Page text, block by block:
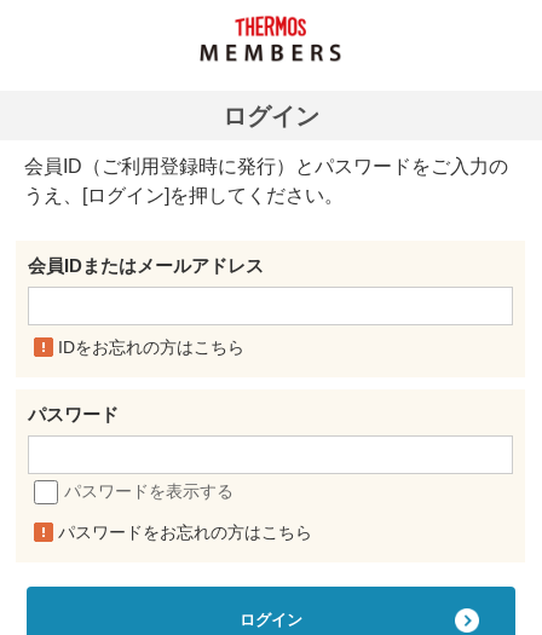
ログイン
会員ID（ご利用登録時に発行）とパスワードをご入力の
うえ、[ログイン]を押してください。
会員IDまたはメールアドレス
IDをお忘れの方はこちら
パスワード
パスワードを表示する
パスワードをお忘れの方はこちら